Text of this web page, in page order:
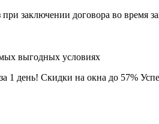
при заключении договора во время
выгодных условиях
1 день! Скидки на окна до 57%